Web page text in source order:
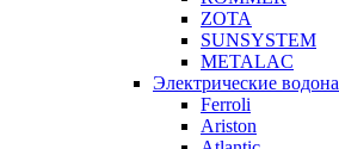
ZOTA
SUNSYSTEM
METALAC
Электрические
Ferroli
Ariston